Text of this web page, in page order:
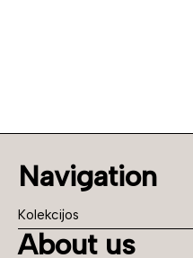
Navigation
Kolekcijos
About us